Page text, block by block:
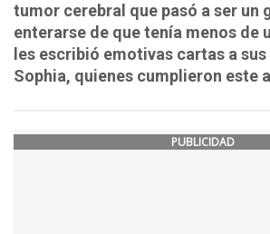
tumor cerebral que pasó a ser un
enterarse de que tenía menos de
les escribió emotivas cartas a sus
Sophia, quienes cumplieron este
PUBLICIDAD